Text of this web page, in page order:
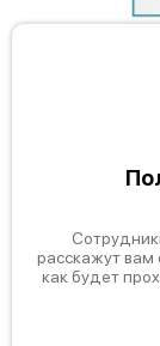
расскажут вам
как будет